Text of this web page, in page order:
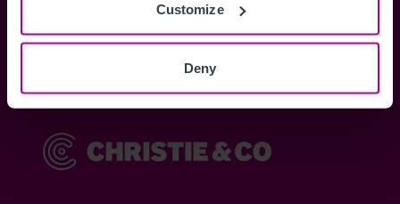
Customize
Deny
Anmelden